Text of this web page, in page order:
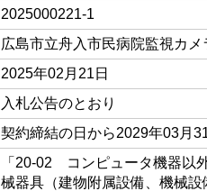
2025000221-1
広島市立舟入市民病院監視カ
2025年02月21日
入札公告のとおり
契約締結の日から2029年03月
「20-02 コンピュータ機器以
械器具（建物附属設備、機械